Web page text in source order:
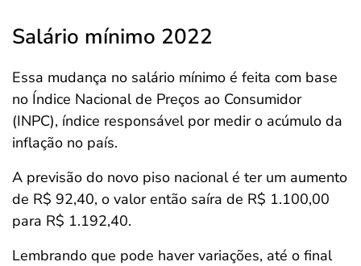
Salário mínimo 2022
Essa mudança no salário mínimo é feita com base
no Índice Nacional de Preços ao Consumidor
(INPC), índice responsável por medir o acúmulo da
inflação no país.
A previsão do novo piso nacional é ter um aumento
de R$ 92,40, o valor então saíra de R$ 1.100,00
para R$ 1.192,40.
Lembrando que pode haver variações, até o final